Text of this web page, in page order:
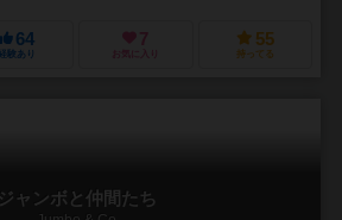
64
経験あり
7
お気に入り
55
持ってる
ジャンボと仲間たち